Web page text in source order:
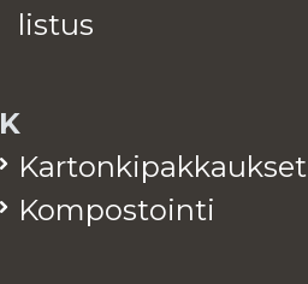
lis­tus
K
Kar­ton­ki­pak­kauk­set
Kom­pos­toin­ti